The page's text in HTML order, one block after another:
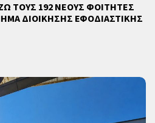
ΤΟΥΣ 192 ΝΕΟΥΣ ΦΟΙΤΗΤΕΣ
ΔΙΟΙΚΗΣΗΣ ΕΦΟΔΙΑΣΤΙΚΗΣ